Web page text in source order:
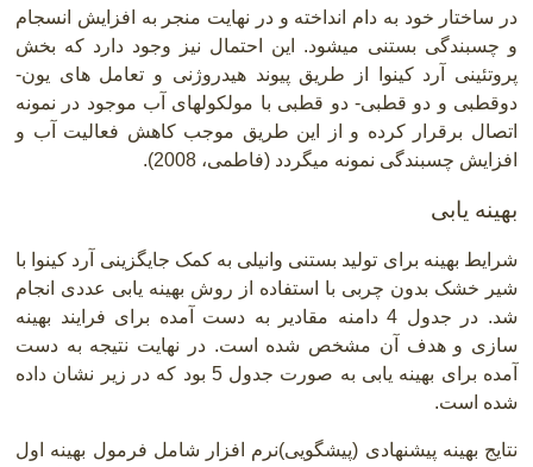
در ساختار خود به دام انداخته و در نهایت منجر به افزایش انسجام
و چسبندگی بستنی میشود. این احتمال نیز وجود دارد که بخش
پروتئینی آرد کینوا از طریق پیوند هیدروژنی و تعامل های یون-
دوقطبی و دو قطبی- دو قطبی با مولکولهای آب موجود در نمونه
اتصال برقرار کرده و از این طریق موجب کاهش فعالیت آب و
افزایش چسبندگی نمونه میگردد (فاطمی، 2008
.(
بهینه یابی
شرایط بهینه برای تولید بستنی وانیلی به کمک جایگزینی آرد کینوا با
شیر خشک بدون چربی با استفاده از روش بهینه یابی عددی انجام
شد. در جدول 4 دامنه مقادیر به دست آمده برای فرایند بهینه
سازی و هدف آن مشخص شده است. در نهایت نتیجه به دست
آمده برای بهینه یابی به صورت جدول 5 بود که در زیر نشان داده
شده است.
نتایج بهینه پیشنهادی (پیشگویی)نرم افزار شامل فرمول بهینه اول